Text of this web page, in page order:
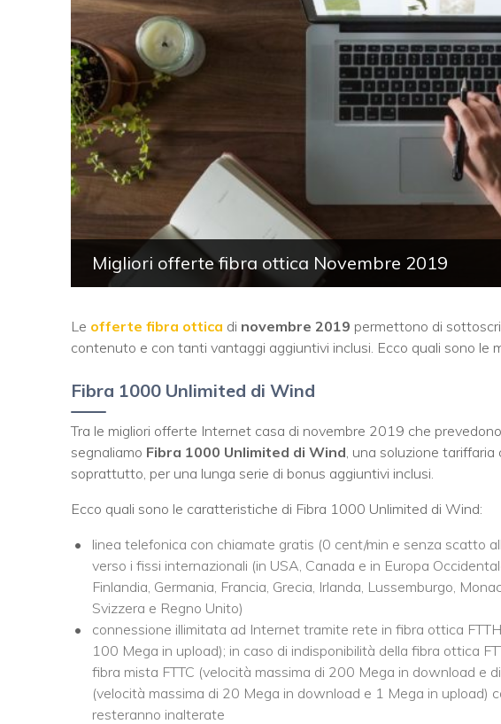
Migliori offerte fibra ottica Novembre 2019
Le offerte fibra ottica di novembre 2019 permettono di
contenuto e con tanti vantaggi aggiuntivi inclusi. Ecco quali sono le
Fibra 1000 Unlimited di Wind
Tra le migliori offerte Internet casa di novembre 2019 che
segnaliamo Fibra 1000 Unlimited di Wind, una soluzione
soprattutto, per una lunga serie di bonus aggiuntivi inclusi.
Ecco quali sono le caratteristiche di Fibra 1000 Unlimited di Wind:
linea telefonica con chiamate gratis (0 cent/min e senza scatto
verso i fissi internazionali (in USA, Canada e in Europa
Finlandia, Germania, Francia, Grecia, Irlanda, Lussemburgo,
Svizzera e Regno Unito)
connessione illimitata ad Internet tramite rete in fibra ottica
100 Mega in upload); in caso di indisponibilità della fibra ottica
fibra mista FTTC (velocità massima di 200 Mega in download e
(velocità massima di 20 Mega in download e 1 Mega in upload)
resteranno inalterate